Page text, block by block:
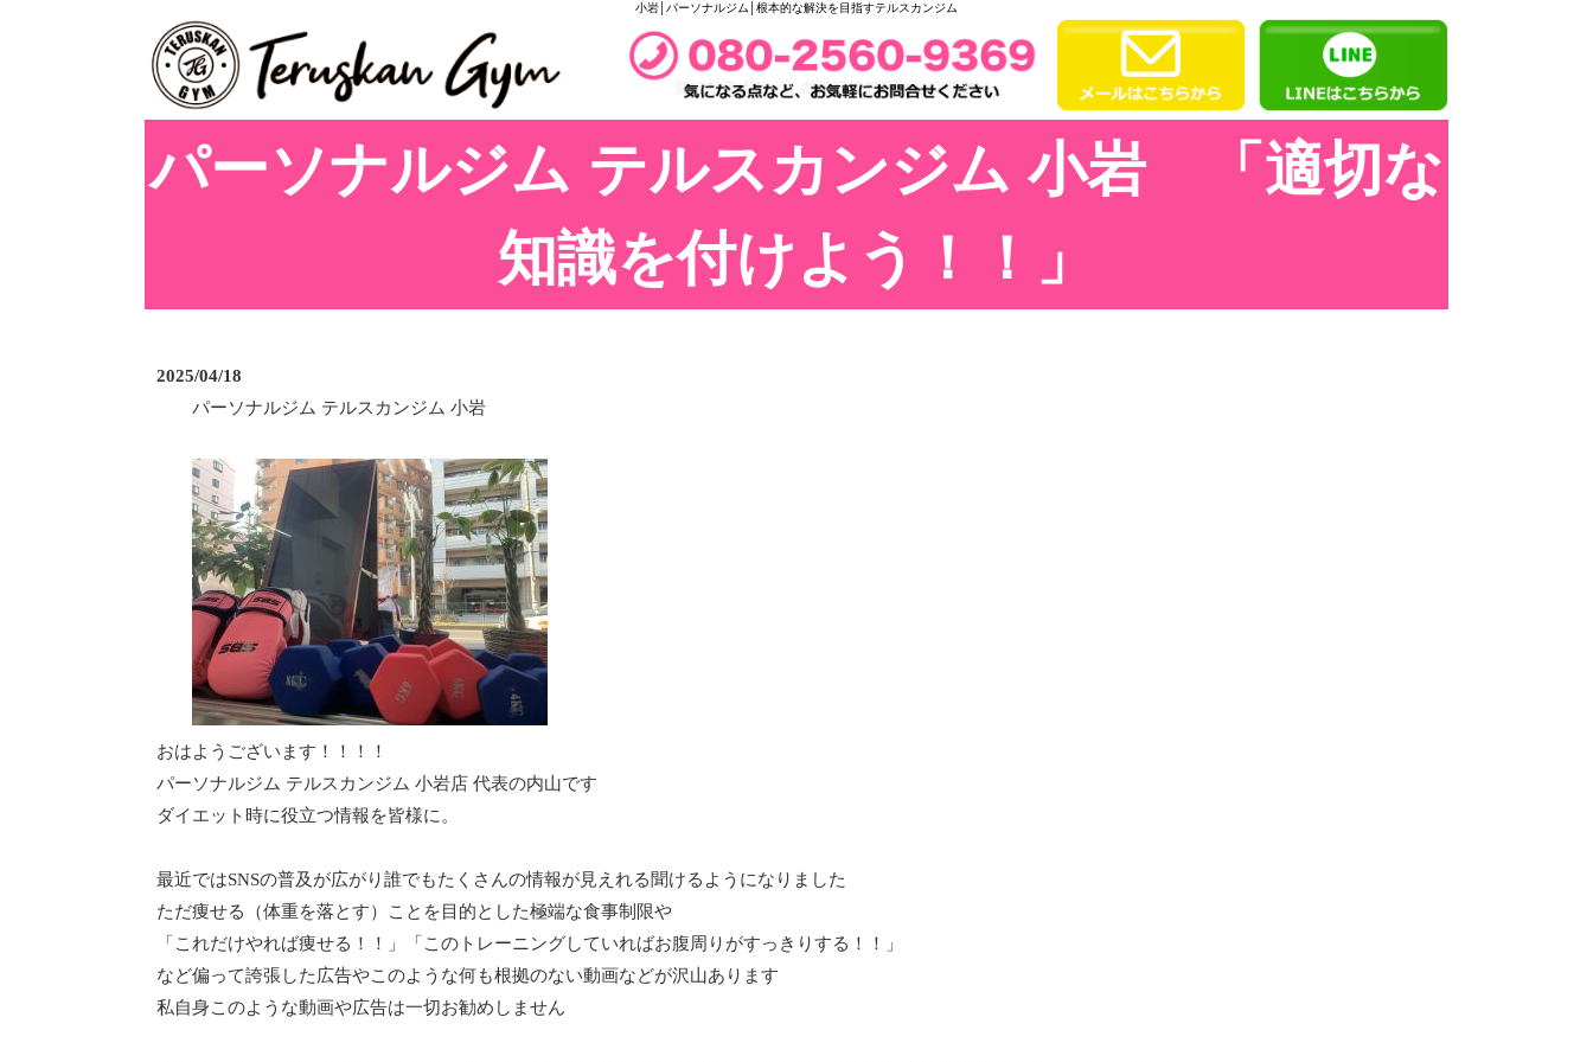
小岩│パーソナルジム│根本的な解決を目指すテルスカンジム
パーソナルジム テルスカンジム 小岩 「適切な
知識を付けよう！！」
2025/04/18
パーソナルジム テルスカンジム 小岩
おはようございます！！！！
パーソナルジム テルスカンジム 小岩店 代表の内山です
ダイエット時に役立つ情報を皆様に。
最近ではSNSの普及が広がり誰でもたくさんの情報が見えれる聞けるようになりました
ただ痩せる（体重を落とす）ことを目的とした極端な食事制限や
「これだけやれば痩せる！！」「このトレーニングしていればお腹周りがすっきりする！！」
など偏って誇張した広告やこのような何も根拠のない動画などが沢山あります
私自身このような動画や広告は一切お勧めしません